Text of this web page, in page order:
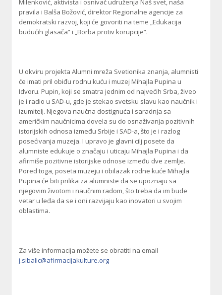
Milenković, aktivista i osnivač udruženja Naš svet, naša
pravila i Balša Božović, direktor Regionalne agencije za
demokratski razvoj, koji će govoriti na teme „Edukacija
budućih glasača“ i „Borba protiv korupcije“.
U okviru projekta Alumni mreža Svetionika znanja, alumnisti
će imati pril obiđu rodnu kuću i muzej Mihajla Pupina u
Idvoru. Pupin, koji se smatra jednim od najvećih Srba, živeo
je i radio u SAD-u, gde je stekao svetsku slavu kao naučnik i
izumitelj. Njegova naučna dostignuća i saradnja sa
američkim naučnicima dovela su do osnaživanja pozitivnih
istorijskih odnosa između Srbije i SAD-a, što je i razlog
posećivanja muzeja. I upravo je glavni cilj posete da
alumniste edukuje o značaju i uticaju Mihajla Pupina i da
afirmiše pozitivne istorijske odnose između dve zemlje.
Pored toga, poseta muzeju i obilazak rodne kuće Mihajla
Pupina će biti prilika za alumniste da se upoznaju sa
njegovim životom i naučnim radom, što treba da im bude
vetar u leđa da se i oni razvijaju kao inovatori u svojim
oblastima.
Za više informacija možete se obratiti na email
j.sibalic@afirmacijakulture.org